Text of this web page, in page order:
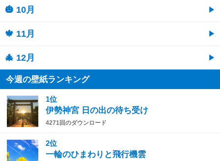
🎃 10月
🍁 11月
🎄 12月
今週の壁紙ランキング
1位
伊勢神宮 日の出の待ち受け
4271回のダウンロード
2位
一輪のひまわりと飛行機雲